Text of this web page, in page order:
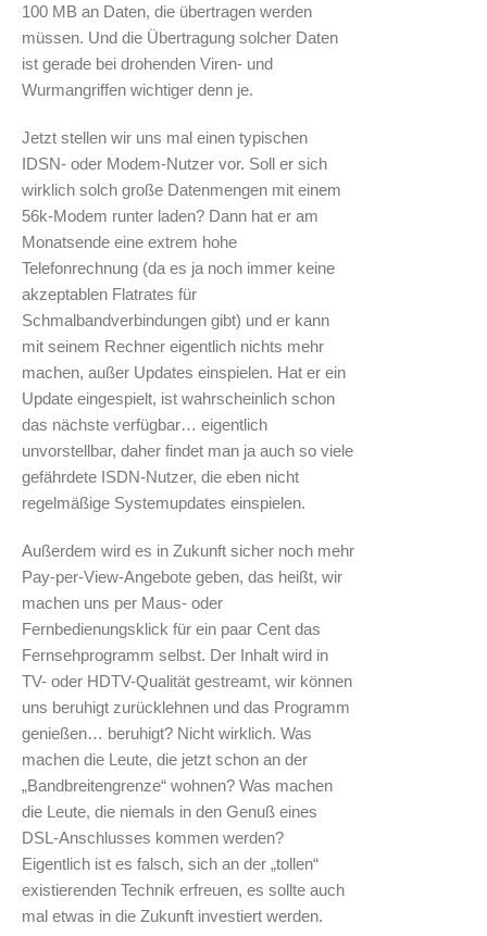
100 MB an Daten, die übertragen werden
müssen. Und die Übertragung solcher Daten
ist gerade bei drohenden Viren- und
Wurmangriffen wichtiger denn je.
Jetzt stellen wir uns mal einen typischen
IDSN- oder Modem-Nutzer vor. Soll er sich
wirklich solch große Datenmengen mit einem
56k-Modem runter laden? Dann hat er am
Monatsende eine extrem hohe
Telefonrechnung (da es ja noch immer keine
akzeptablen Flatrates für
Schmalbandverbindungen gibt) und er kann
mit seinem Rechner eigentlich nichts mehr
machen, außer Updates einspielen. Hat er ein
Update eingespielt, ist wahrscheinlich schon
das nächste verfügbar… eigentlich
unvorstellbar, daher findet man ja auch so viele
gefährdete ISDN-Nutzer, die eben nicht
regelmäßige Systemupdates einspielen.
Außerdem wird es in Zukunft sicher noch mehr
Pay-per-View-Angebote geben, das heißt, wir
machen uns per Maus- oder
Fernbedienungsklick für ein paar Cent das
Fernsehprogramm selbst. Der Inhalt wird in
TV- oder HDTV-Qualität gestreamt, wir können
uns beruhigt zurücklehnen und das Programm
genießen… beruhigt? Nicht wirklich. Was
machen die Leute, die jetzt schon an der
„Bandbreitengrenze“ wohnen? Was machen
die Leute, die niemals in den Genuß eines
DSL-Anschlusses kommen werden?
Eigentlich ist es falsch, sich an der „tollen“
existierenden Technik erfreuen, es sollte auch
mal etwas in die Zukunft investiert werden.